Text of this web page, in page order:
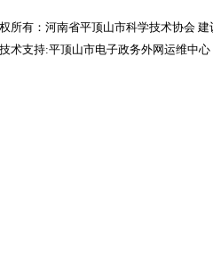
所有：河南省平顶山市科学技术协会
技术支持:平顶山市电子政务外网运维中心